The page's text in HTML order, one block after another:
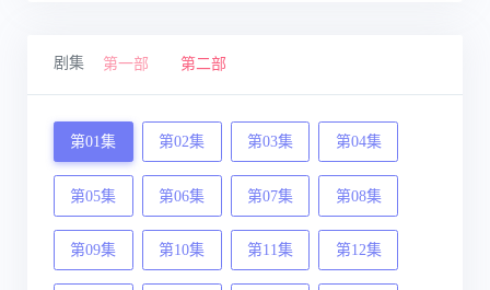
剧集 第一部 第二部
第01集 第02集 第03集 第04集
第05集 第06集 第07集 第08集
第09集 第10集 第11集 第12集